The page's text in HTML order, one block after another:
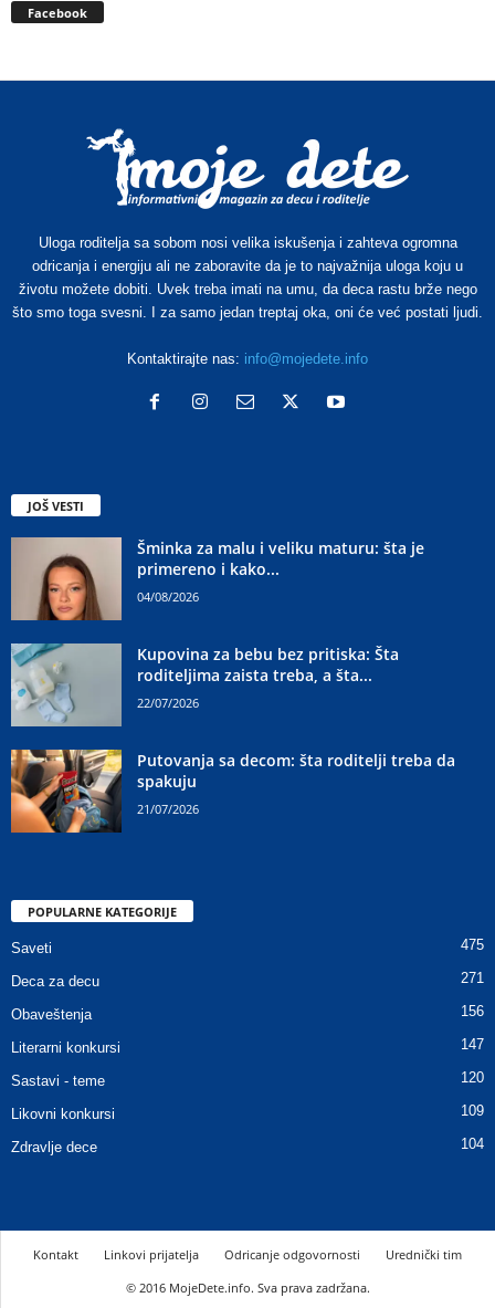
Facebook
Uloga roditelja sa sobom nosi velika iskušenja i zahteva ogromna
odricanja i energiju ali ne zaboravite da je to najvažnija uloga koju u
životu možete dobiti. Uvek treba imati na umu, da deca rastu brže nego
što smo toga svesni. I za samo jedan treptaj oka, oni će već postati ljudi.
Kontaktirajte nas: info@mojedete.info
JOŠ VESTI
Šminka za malu i veliku maturu: šta je
primereno i kako...
04/08/2026
Kupovina za bebu bez pritiska: Šta
roditeljima zaista treba, a šta...
22/07/2026
Putovanja sa decom: šta roditelji treba da
spakuju
21/07/2026
POPULARNE KATEGORIJE
Saveti 475
Deca za decu 271
Obaveštenja 156
Literarni konkursi 147
Sastavi - teme 120
Likovni konkursi 109
Zdravlje dece 104
Kontakt Linkovi prijatelja Odricanje odgovornosti
Urednički tim
© 2016 MojeDete.info. Sva prava zadržana.